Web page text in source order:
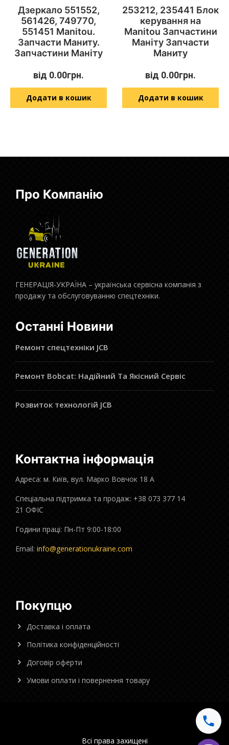
Дзеркало 551552,
561426, 749770,
551451 Manitou.
Запчасти Маниту.
Запчастини Маніту
від 0.00грн.
Додати в кошик
253212, 235441 Блок
керування на
Manitou Запчастини
Маніту Запчасти
Маниту
від 0.00грн.
Додати в кошик
Про Компанію
ГЕНЕРАЦІЯ-УКРАЇНА – українська сервісна компанія з
продажу та обслуговуванню спецтехніки.
Останні Новини
Ремонт спецтехніки JCB
Ремонт Bobcat: Надійний Та Якісний Сервіс
Розвиток технологій JCB
Контактна інформація
Адреса: м. Київ, вул. Марко Вовчок 18 А
Спеціальна підтримка та продаж: +38 073 377 14
21 ОФІС
Години праці: Пн-Пт 9:00-18:00
Email: info@generationukraine.com
Покупцю
Доставка і оплата
Політика конфіденційності
Договір оферти
Умови оплати і повернення товару
Всі права захищені